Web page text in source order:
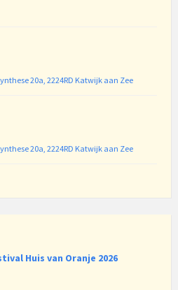
20a, 2224RD Katwijk aan Zee
20a, 2224RD Katwijk aan Zee
Huis van Oranje 2026